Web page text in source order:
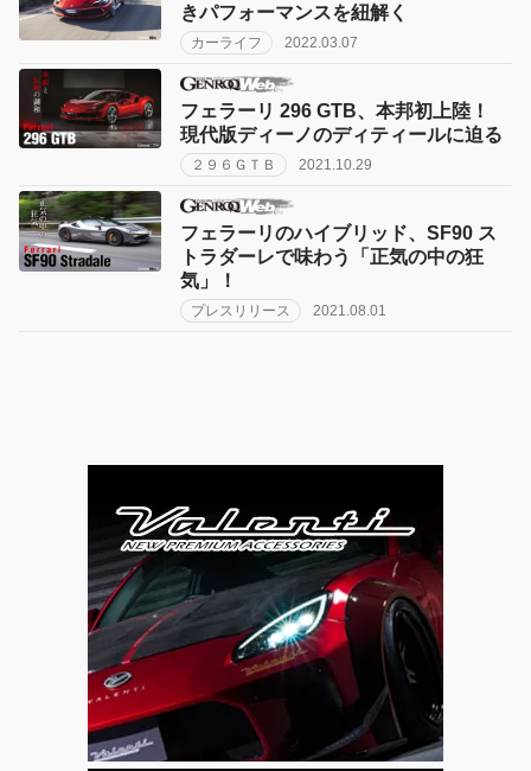
きパフォーマンスを紐解く
カーライフ 2022.03.07
フェラーリ 296 GTB、本邦初上陸！
現代版ディーノのディティールに迫る
２９６ＧＴＢ 2021.10.29
フェラーリのハイブリッド、SF90 ス
トラダーレで味わう「正気の中の狂
気」！
プレスリリース 2021.08.01